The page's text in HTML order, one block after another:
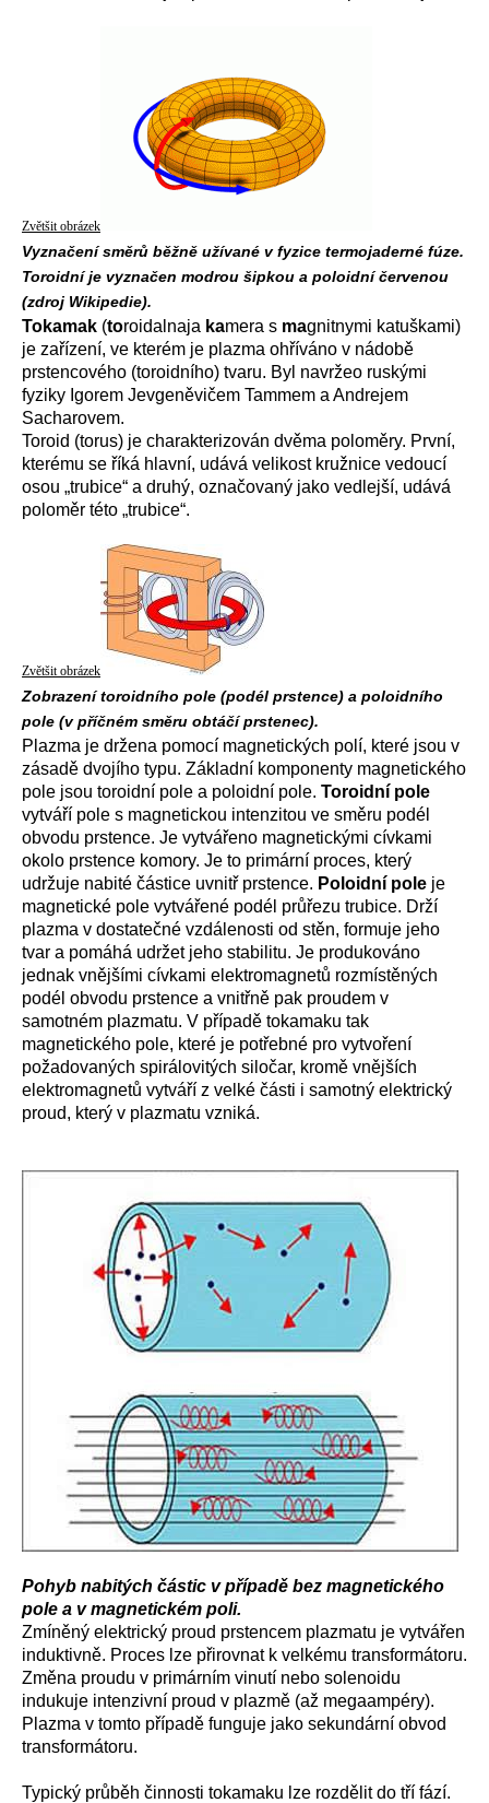
Zvětšit obrázek
Vyznačení směrů běžně užívané v fyzice termojaderné fúze.
Toroidní je vyznačen modrou šipkou a poloidní červenou
(zdroj Wikipedie).
Tokamak (toroidalnaja kamera s magnitnymi katuškami)
je zařízení, ve kterém je plazma ohříváno v nádobě
prstencového (toroidního) tvaru. Byl navržeo ruskými
fyziky Igorem Jevgeněvičem Tammem a Andrejem
Sacharovem.
Toroid (torus) je charakterizován dvěma poloměry. První,
kterému se říká hlavní, udává velikost kružnice vedoucí
osou „trubice“ a druhý, označovaný jako vedlejší, udává
poloměr této „trubice“.
Zvětšit obrázek
Zobrazení toroidního pole (podél prstence) a poloidního
pole (v příčném směru obtáčí prstenec).
Plazma je držena pomocí magnetických polí, které jsou v
zásadě dvojího typu. Základní komponenty magnetického
pole jsou toroidní pole a poloidní pole. Toroidní pole
vytváří pole s magnetickou intenzitou ve směru podél
obvodu prstence. Je vytvářeno magnetickými cívkami
okolo prstence komory. Je to primární proces, který
udržuje nabité částice uvnitř prstence. Poloidní pole je
magnetické pole vytvářené podél průřezu trubice. Drží
plazma v dostatečné vzdálenosti od stěn, formuje jeho
tvar a pomáhá udržet jeho stabilitu. Je produkováno
jednak vnějšími cívkami elektromagnetů rozmístěných
podél obvodu prstence a vnitřně pak proudem v
samotném plazmatu. V případě tokamaku tak
magnetického pole, které je potřebné pro vytvoření
požadovaných spirálovitých siločar, kromě vnějších
elektromagnetů vytváří z velké části i samotný elektrický
proud, který v plazmatu vzniká.
Pohyb nabitých částic v případě bez magnetického
pole a v magnetickém poli.
Zmíněný elektrický proud prstencem plazmatu je vytvářen
induktivně. Proces lze přirovnat k velkému transformátoru.
Změna proudu v primárním vinutí nebo solenoidu
indukuje intenzivní proud v plazmě (až megaampéry).
Plazma v tomto případě funguje jako sekundární obvod
transformátoru.
Typický průběh činnosti tokamaku lze rozdělit do tří fází.